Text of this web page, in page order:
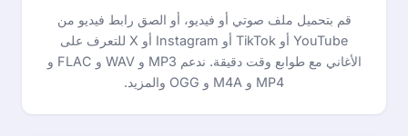
قم بتحميل ملف صوتي أو فيديو، أو الصق رابط فيديو من
YouTube أو TikTok أو Instagram أو X للتعرف على
الأغاني مع طوابع وقت دقيقة. ندعم MP3 و WAV و FLAC و
MP4 و M4A و OGG والمزيد.